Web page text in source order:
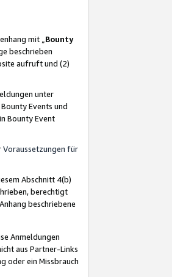
mit „ Bounty
beschrieben
aufruft und (2)
unter
Events und
Bounty Event
Voraussetzungen für
Abschnitt 4(b)
berechtigt
beschriebene
Anmeldungen
aus Partner-Links
oder ein Missbrauch